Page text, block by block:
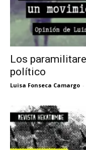
Los
político
Luisa Fonseca Camargo -